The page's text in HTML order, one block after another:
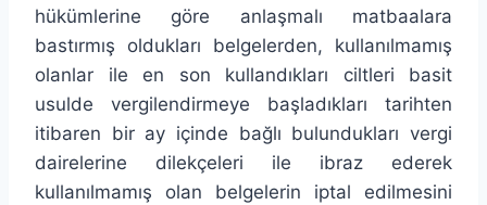
hükümlerine göre anlaşmalı matbaalara
bastırmış oldukları belgelerden, kullanılmamış
olanlar ile en son kullandıkları ciltleri basit
usulde vergilendirmeye başladıkları tarihten
itibaren bir ay içinde bağlı bulundukları vergi
dairelerine dilekçeleri ile ibraz ederek
kullanılmamış olan belgelerin iptal edilmesini